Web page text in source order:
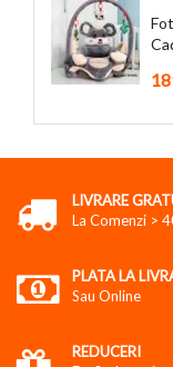
LIVRARE
La Comenzi >
PLATA LA
Sau Online
REDUCERI